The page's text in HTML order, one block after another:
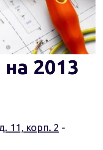
2013
11, корп. 2 -